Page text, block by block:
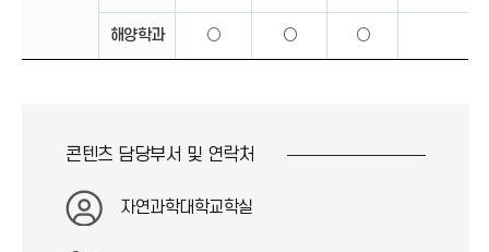
해양학과 ○ ○ ○
콘텐츠 담당부서 및 연락처
자연과학대학교학실